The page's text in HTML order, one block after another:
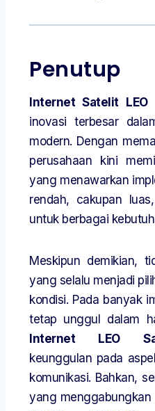
Penutup
Internet Satelit LEO
inovasi terbesar
modern. Dengan
perusahaan kini
yang menawarkan
rendah, cakupan
untuk berbagai
Meskipun demikian,
yang selalu menjadi
kondisi. Pada banyak
tetap unggul dalam
Internet LEO
keunggulan pada
komunikasi. Bahkan,
yang menggabungkan